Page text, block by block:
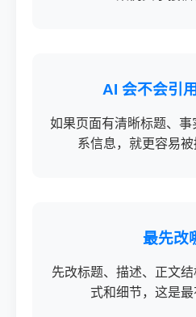
AI 会不会引
如果页面有清晰标题、
系信息，就更容易被
最先改
先改标题、描述、正文
式和细节，这是最